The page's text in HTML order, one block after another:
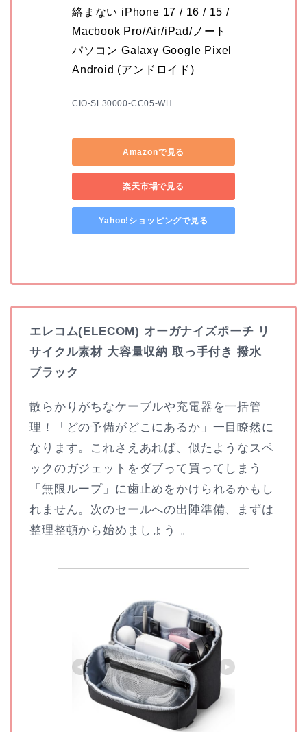
絡まない iPhone 17 / 16 / 15 /
Macbook Pro/Air/iPad/ノート
パソコン Galaxy Google Pixel
Android (アンドロイド)
CIO-SL30000-CC05-WH
Amazonで見る
楽天市場で見る
Yahoo!ショッピングで見る
エレコム(ELECOM) オーガナイズポーチ リ
サイクル素材 大容量収納 取っ手付き 撥水
ブラック
散らかりがちなケーブルや充電器を一括管
理！「どの予備がどこにあるか」一目瞭然に
なります。これさえあれば、似たようなスペ
ックのガジェットをダブって買ってしまう
「無限ループ」に歯止めをかけられるかもし
れません。次のセールへの出陣準備、まずは
整理整頓から始めましょう 。